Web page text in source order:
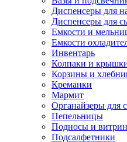
Диспенсеры для
Диспенсеры для
Емкости и
Емкости
Инвентарь
Колпаки и
Корзины и
Креманки
Мармит
Органайзеры для
Пепельницы
Подносы и
Подсалфетники